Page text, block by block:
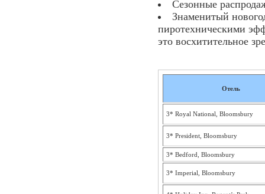
Сезонные
Знаменитый
пиротехническими
это восхитительное
Отель
3* Royal National, Bloomsbury
3* President, Bloomsbury
3* Bedford, Bloomsbury
3* Imperial, Bloomsbury